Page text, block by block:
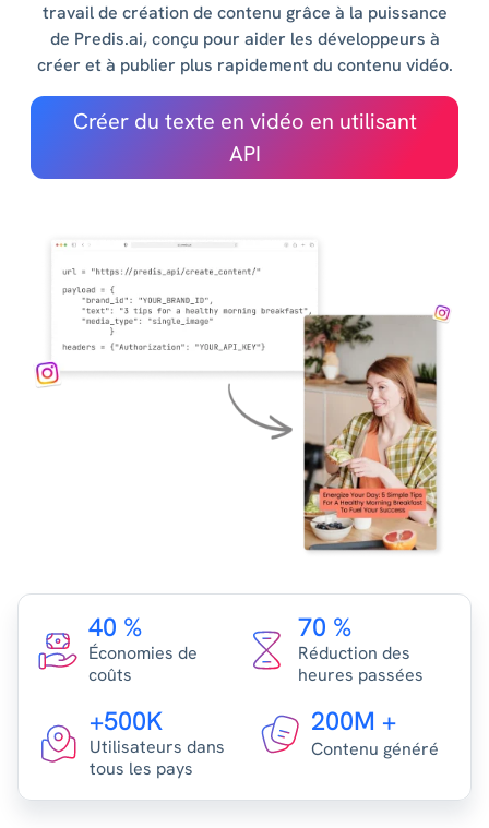
travail de création de contenu grâce à la puissance
de Predis.ai, conçu pour aider les développeurs à
créer et à publier plus rapidement du contenu vidéo.
Créer du texte en vidéo en utilisant
API
40 %
Économies de
coûts
70 %
Réduction des
heures passées
+500K
Utilisateurs dans
tous les pays
200M +
Contenu généré